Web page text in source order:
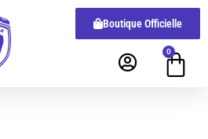
Boutique Officielle
0